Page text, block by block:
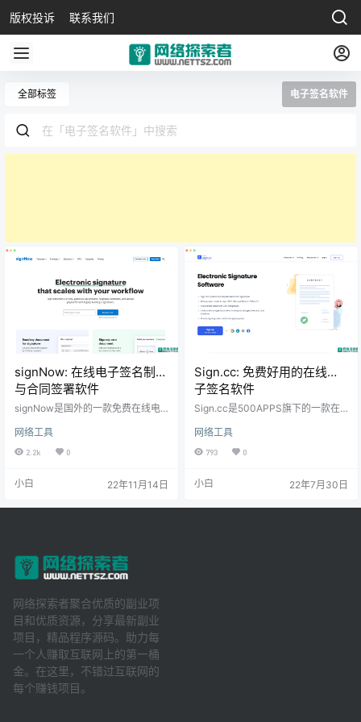
版权投诉 联系我们
全部标签 电子签名软件
signNow: 在线电子签名制作
与合同签署软件
signNow是国外的一款免费在线电
签名解决方案，将合同管理提升到
一个新的水平。借助signNow的签
签名签署 PDF、发票、合同等文
档签名顺序，并将可填写的 PDF 发
名者准备文档的时间…
网络工具
2.2k 0
小白 22年11月14日
Sign.cc: 免费好用的在线电
子签名软件
Sign.cc是500APPS旗下的一款在
到任何文档上的电子符号，旨在对
文件进行签名。使用起来非常方
的公司/组织创建电子签名。
网络工具
793 0
小白 22年7月30日
网络探索者聚合优质的副业项
目和优质资源，分享最新副业
项目，精品程序源码。助力每
一个人赚取互联网上的第一桶
金。在这里，不错过互联网的
每个赚钱项目。